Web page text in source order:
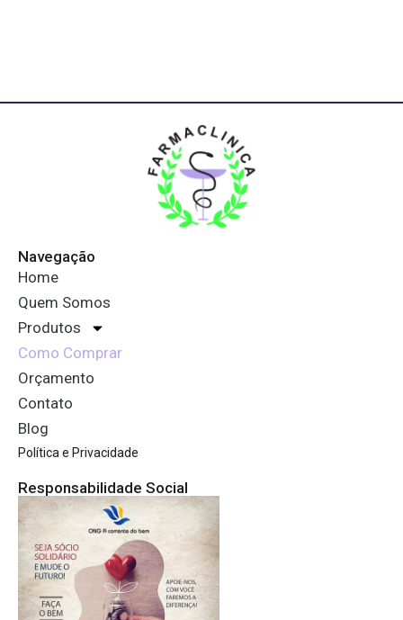
Navegação
Home
Quem Somos
Produtos
Como Comprar
Orçamento
Contato
Blog
Política e Privacidade
Responsabilidade Social